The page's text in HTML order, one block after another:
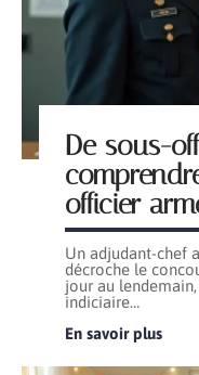
De sous-
officier
Un adjudant-chef
décroche le
jour au
indiciaire…
En savoir plus